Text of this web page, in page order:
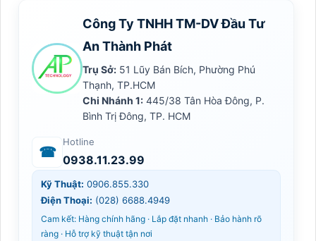
Công Ty TNHH TM-DV Đầu Tư
An Thành Phát
Trụ Sở: 51 Lũy Bán Bích, Phường Phú
Thạnh, TP.HCM
Chi Nhánh 1: 445/38 Tân Hòa Đông, P.
Bình Trị Đông, TP. HCM
☎
Hotline
0938.11.23.99
Kỹ Thuật: 0906.855.330
Điện Thoại: (028) 6688.4949
Cam kết: Hàng chính hãng · Lắp đặt nhanh · Bảo hành rõ
ràng · Hỗ trợ kỹ thuật tận nơi